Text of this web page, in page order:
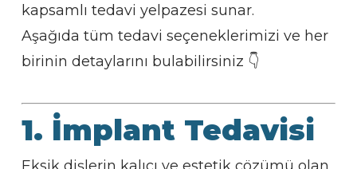
kapsamlı tedavi yelpazesi sunar.
Aşağıda tüm tedavi seçeneklerimizi ve her
birinin detaylarını bulabilirsiniz 👇
1. İmplant Tedavisi